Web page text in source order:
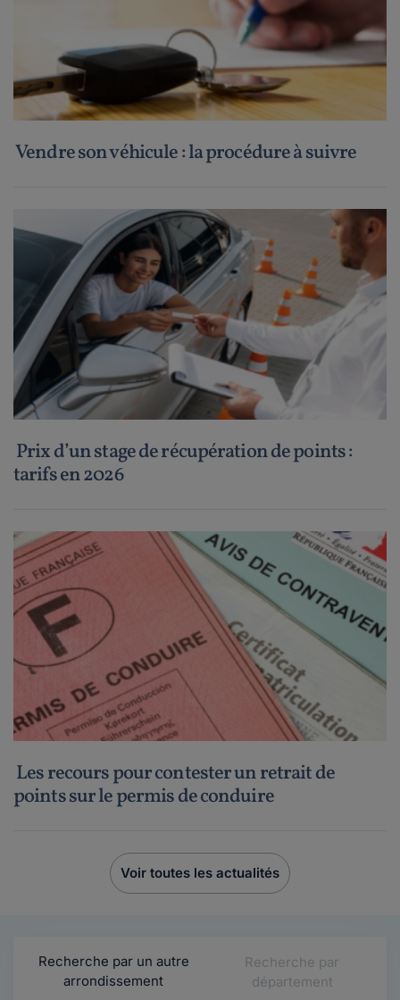
Vendre son véhicule : la procédure à suivre
Prix d’un stage de récupération de points :
tarifs en 2026
Les recours pour contester un retrait de
points sur le permis de conduire
Voir toutes les actualités
Recherche par un autre
arrondissement
Recherche par
département